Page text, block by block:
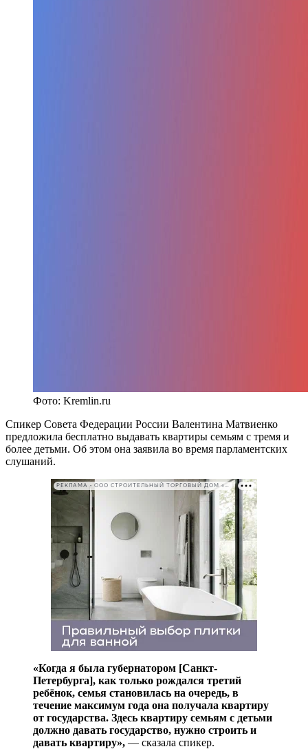
Фото: Kremlin.ru
Спикер Совета Федерации России Валентина Матвиенко
предложила бесплатно выдавать квартиры семьям с тремя и
более детьми. Об этом она заявила во время парламентских
слушаний.
РЕКЛАМА • ООО СТРОИТЕЛЬНЫЙ ТОРГОВЫЙ ДОМ «ПЕТРОВИЧ». ИНН: 7802348846
«Когда я была губернатором [Санкт-
Петербурга], как только рождался третий
ребёнок, семья становилась на очередь, в
течение максимум года она получала квартиру
от государства. Здесь квартиру семьям с детьми
должно давать государство, нужно строить и
давать квартиру», — сказала спикер.